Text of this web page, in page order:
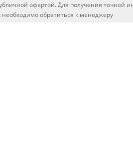
офертой. Для получения точной
необходимо обратиться к менеджеру